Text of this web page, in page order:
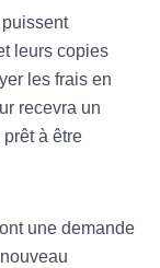
leurs copies
les frais en
recevra un
à être
une demande